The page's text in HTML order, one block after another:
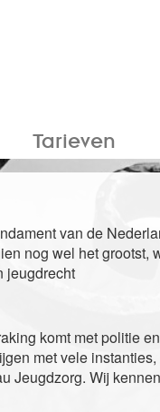
Tarieven
van de
nog wel het grootst,
jeugdrecht
komt met politie
met vele
Jeugdzorg. Wij